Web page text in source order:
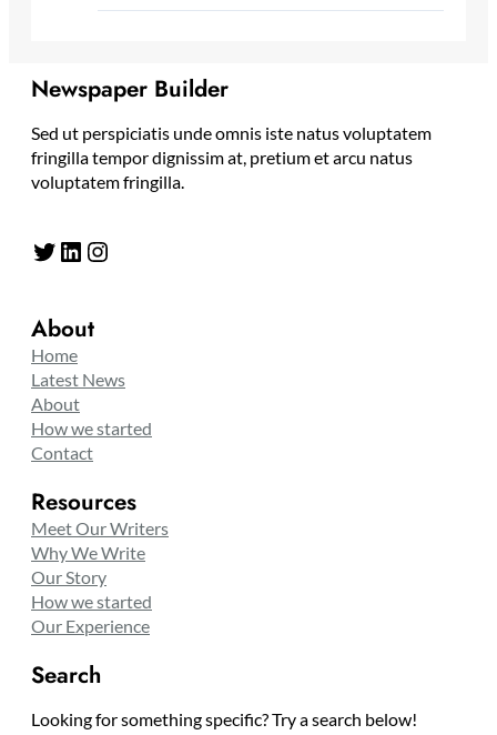
Newspaper Builder
Sed ut perspiciatis unde omnis iste natus voluptatem
fringilla tempor dignissim at, pretium et arcu natus
voluptatem fringilla.
Twitter LinkedIn Instagram
About
Home
Latest News
About
How we started
Contact
Resources
Meet Our Writers
Why We Write
Our Story
How we started
Our Experience
Search
Looking for something specific? Try a search below!